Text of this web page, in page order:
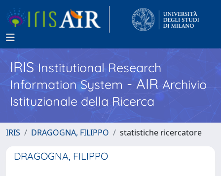
IRISInstitutional Research
Information System - AIR Archivio
Istituzionale della Ricerca
IRIS DRAGOGNA, FILIPPO statistiche ricercatore
DRAGOGNA, FILIPPO